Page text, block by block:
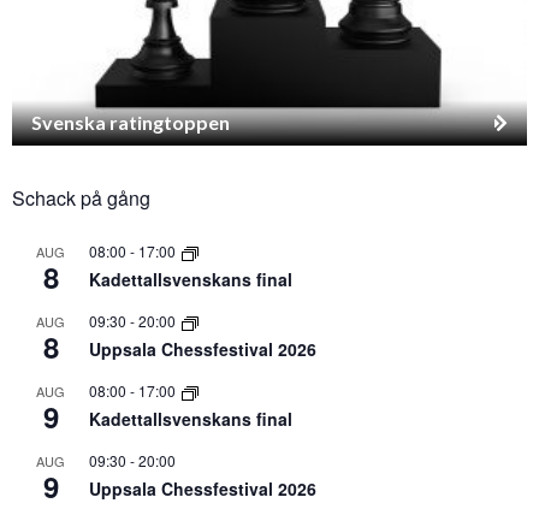
Svenska ratingtoppen
Schack på gång
AUG
8
08:00 - 17:00
Kadettallsvenskans final
AUG
8
09:30 -20:00
Uppsala Chessfestival 2026
AUG
9
08:00 - 17:00
Kadettallsvenskans final
AUG
9
09:30 -20:00
Uppsala Chessfestival 2026